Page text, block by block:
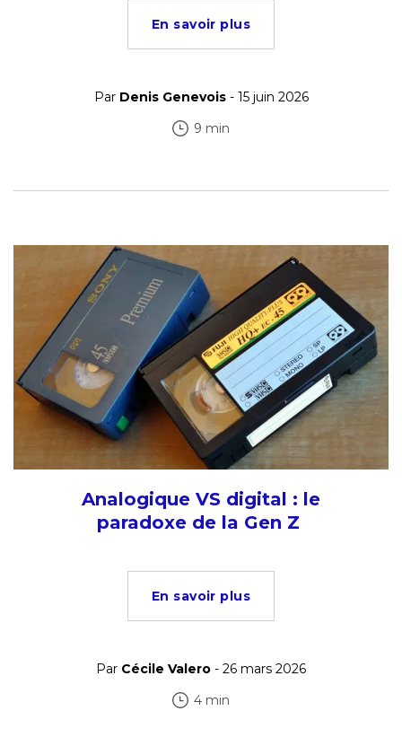
En savoir plus
Par Denis Genevois- 15 juin 2026
9 min
Analogique VS digital : le
paradoxe de la Gen Z
En savoir plus
Par Cécile Valero - 26 mars 2026
4 min